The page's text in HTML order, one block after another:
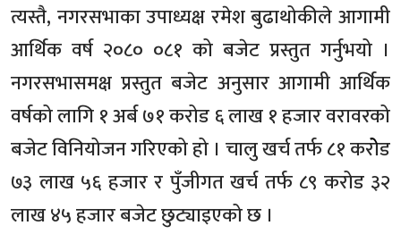
त्यस्तै, नगरसभाका उपाध्यक्ष रमेश बुढाथोकीले आगामी
आर्थिक वर्ष २०८० ०८१ को बजेट प्रस्तुत गर्नुभयो ।
नगरसभासमक्ष प्रस्तुत बजेट अनुसार आगामी आर्थिक
वर्षको लागि १ अर्ब ७१ करोड ६ लाख १ हजार वरावरको
बजेट विनियोजन गरिएको हो । चालु खर्च तर्फ ८१ करोेड
७३ लाख ५६ हजार र पुँजीगत खर्च तर्फ ८९ करोड ३२
लाख ४५ हजार बजेट छुट्याइएको छ ।